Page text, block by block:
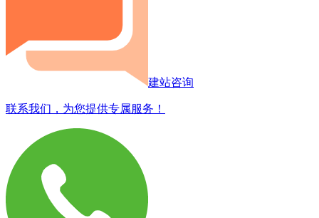
建站咨询
联系我们，为您提供专属服务！